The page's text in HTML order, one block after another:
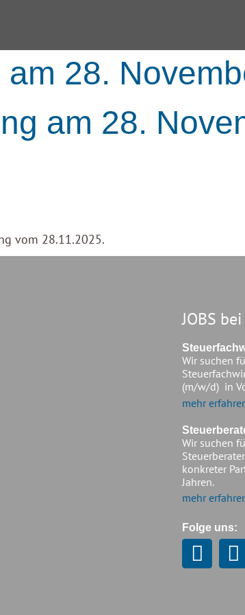
28.
am 28.
vom 28.11.2025.
JOBS
Wir suchen
(m/w/d) in
mehr
Wir suchen
konkreter
Jahren.
mehr
Folge uns: